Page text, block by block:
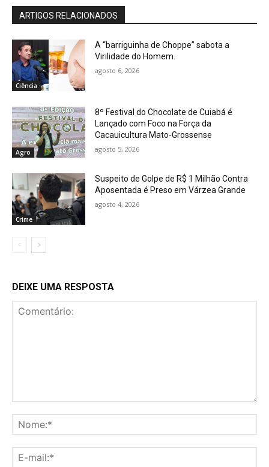
ARTIGOS RELACIONADOS
Ciência
A “barriguinha de Choppe” sabota a
Virilidade do Homem.
agosto 6, 2026
Agro
8º Festival do Chocolate de Cuiabá é
Lançado com Foco na Força da
Cacauicultura Mato-Grossense
agosto 5, 2026
Crime
Suspeito de Golpe de R$ 1 Milhão Contra
Aposentada é Preso em Várzea Grande
agosto 4, 2026
DEIXE UMA RESPOSTA